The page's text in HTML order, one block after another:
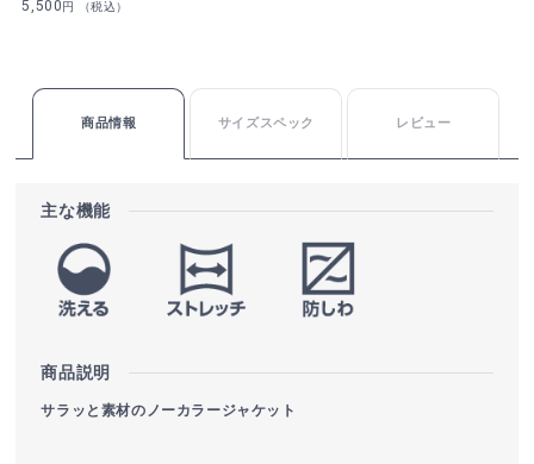
5,500円 （税込）
商品情報 サイズスペック レビュー
主な機能
商品説明
サラッと素材のノーカラージャケット